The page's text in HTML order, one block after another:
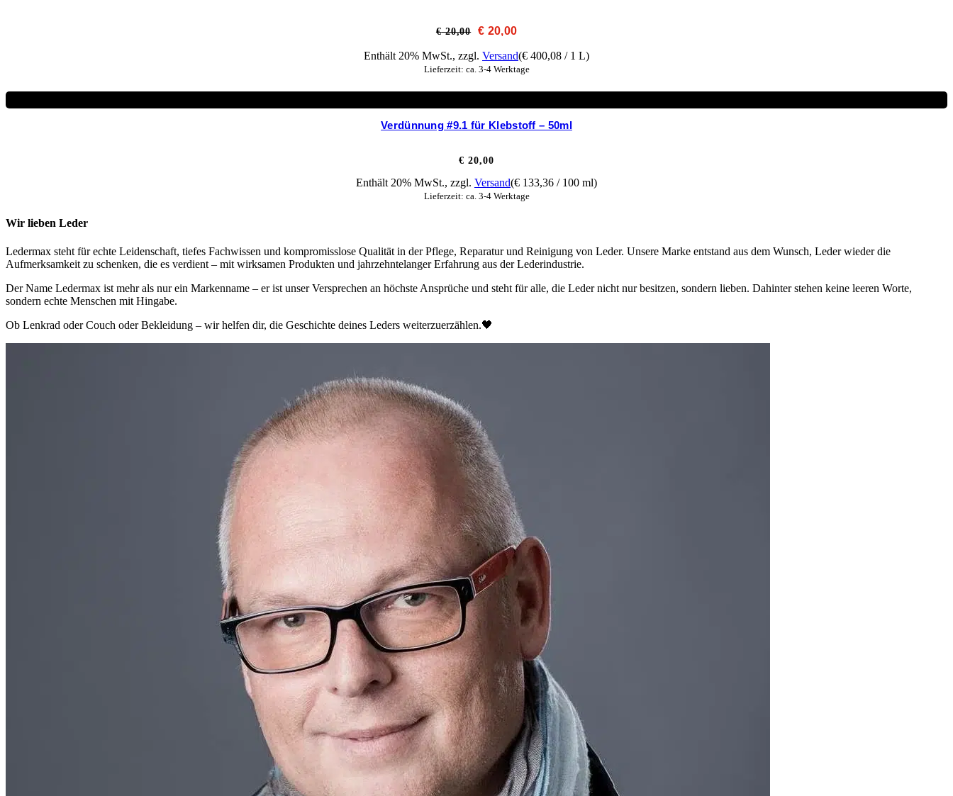
der
€20,00
Ursprünglicher
Preis
war:
€ 20,00
€ 20,00Aktueller
ist:
€ 20,00.
Enthält 20% MwSt., zzgl. Versand(€ 400,08 / 1 L)
Lieferzeit: ca. 3-4 Werktage
Verdünnung #9.1 für Klebstoff – 50ml
€ 20,00
Enthält 20% MwSt., zzgl. Versand(€ 133,36 / 100 ml)
Lieferzeit: ca. 3-4 Werktage
Wir lieben Leder
Ledermax steht für echte Leidenschaft, tiefes Fachwissen und kompromisslose Qualität in der Pflege, Reparatur und Reinigung von Leder. Unsere Marke entstand aus dem Wunsch, Leder wieder die
Aufmerksamkeit zu schenken, die es verdient – mit wirksamen Produkten und jahrzehntelanger Erfahrung aus der Lederindustrie.
Der Name Ledermax ist mehr als nur ein Markenname – er ist unser Versprechen an höchste Ansprüche und steht für alle, die Leder nicht nur besitzen, sondern lieben. Dahinter stehen keine leeren Worte,
sondern echte Menschen mit Hingabe.
Ob Lenkrad oder Couch oder Bekleidung – wir helfen dir, die Geschichte deines Leders weiterzuerzählen.🖤